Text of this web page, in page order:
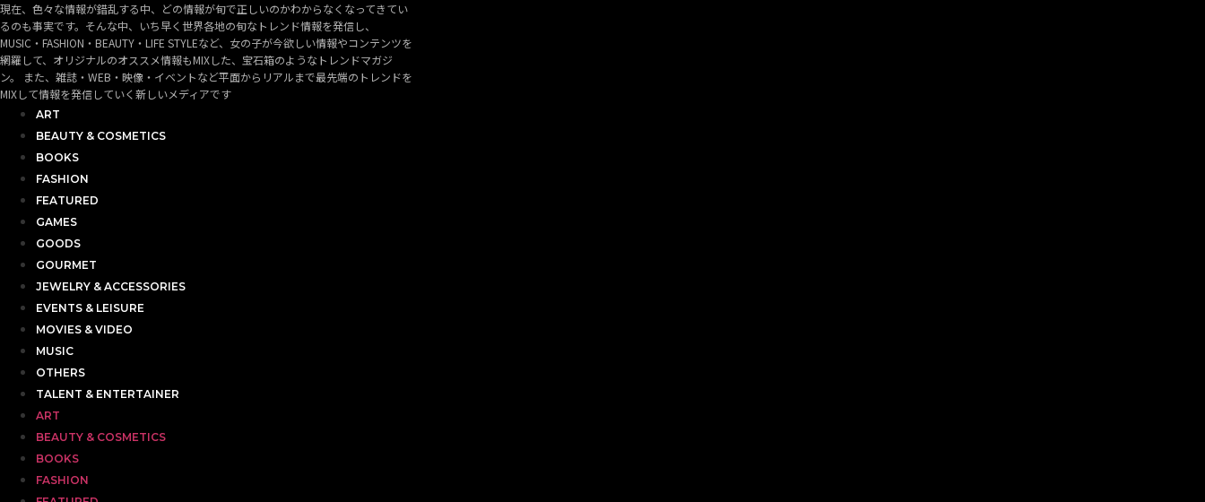
現在、色々な情報が錯乱する中、どの情報が旬で正しいのかわからなくなってきてい
るのも事実です。そんな中、いち早く世界各地の旬なトレンド情報を発信し、
MUSIC・FASHION・BEAUTY・LIFE STYLEなど、女の子が今欲しい情報やコンテンツを
網羅して、オリジナルのオススメ情報もMIXした、宝石箱のようなトレンドマガジ
ン。 また、雑誌・WEB・映像・イベントなど平面からリアルまで最先端のトレンドを
MIXして情報を発信していく新しいメディアです
ART
BEAUTY & COSMETICS
BOOKS
FASHION
FEATURED
GAMES
GOODS
GOURMET
JEWELRY & ACCESSORIES
EVENTS & LEISURE
MOVIES & VIDEO
MUSIC
OTHERS
TALENT & ENTERTAINER
ART
BEAUTY & COSMETICS
BOOKS
FASHION